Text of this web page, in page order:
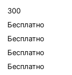
300
Бесплатно
Бесплатно
Бесплатно
Бесплатно